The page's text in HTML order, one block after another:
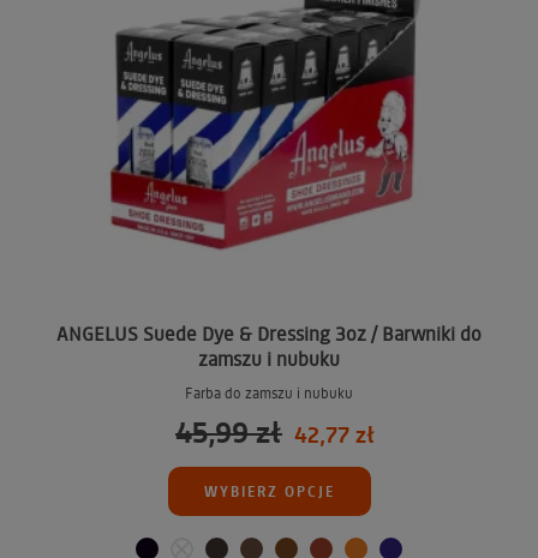
ANGELUS Suede Dye & Dressing 3oz / Barwniki do
zamszu i nubuku
Farba do zamszu i nubuku
45,99 zł 42,77 zł
WYBIERZ OPCJE